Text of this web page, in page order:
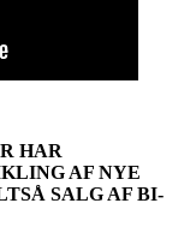
HAR
AF NYE
SALG AF BI-